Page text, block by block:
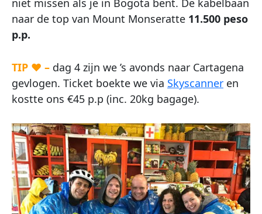
niet missen als je in Bogota bent. De kabelbaan
naar de top van Mount Monseratte 11.500 peso
p.p.
TIP ♥ – dag 4 zijn we ’s avonds naar Cartagena
gevlogen. Ticket boekte we via Skyscanner en
kostte ons €45 p.p (inc. 20kg bagage).